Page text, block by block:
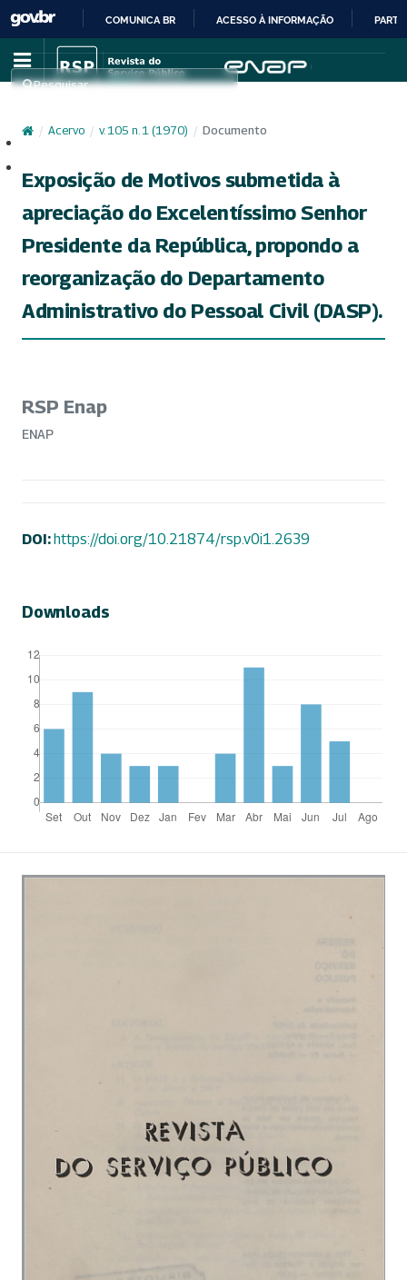
IR
PARA
CONTEÚDO
COMUNICA BR ACESSO À INFORMAÇÃO
Pesquisar
/ Acervo / v. 105 n. 1 (1970) / Documento
Exposição de Motivos submetida à
apreciação do Excelentíssimo Senhor
Presidente da República, propondo a
reorganização do Departamento
Administrativo do Pessoal Civil (DASP).
RSP Enap
ENAP
DOI:https://doi.org/10.21874/rsp.v0i1.2639
Downloads